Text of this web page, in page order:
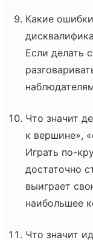
Какие
Если делать
Что значит
к вершине»,
Играть по-
достаточно
выиграет
наибольшее
Что значит